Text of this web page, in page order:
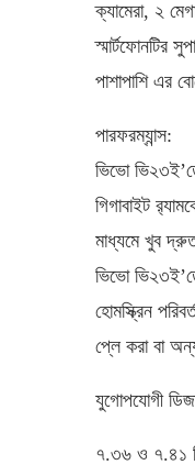
ক্যামেরা, ২
স্মার্টফোনটির
পাশাপাশি এর
পারফরম্যান্স:
ভিভো
গিগাবাইট
মাধ্যমে খুব
ভিভো
হোমস্ক্রিন
প্লে করা বা
যুগোপযোগী
৭.৩৬ ও ৭.৪১